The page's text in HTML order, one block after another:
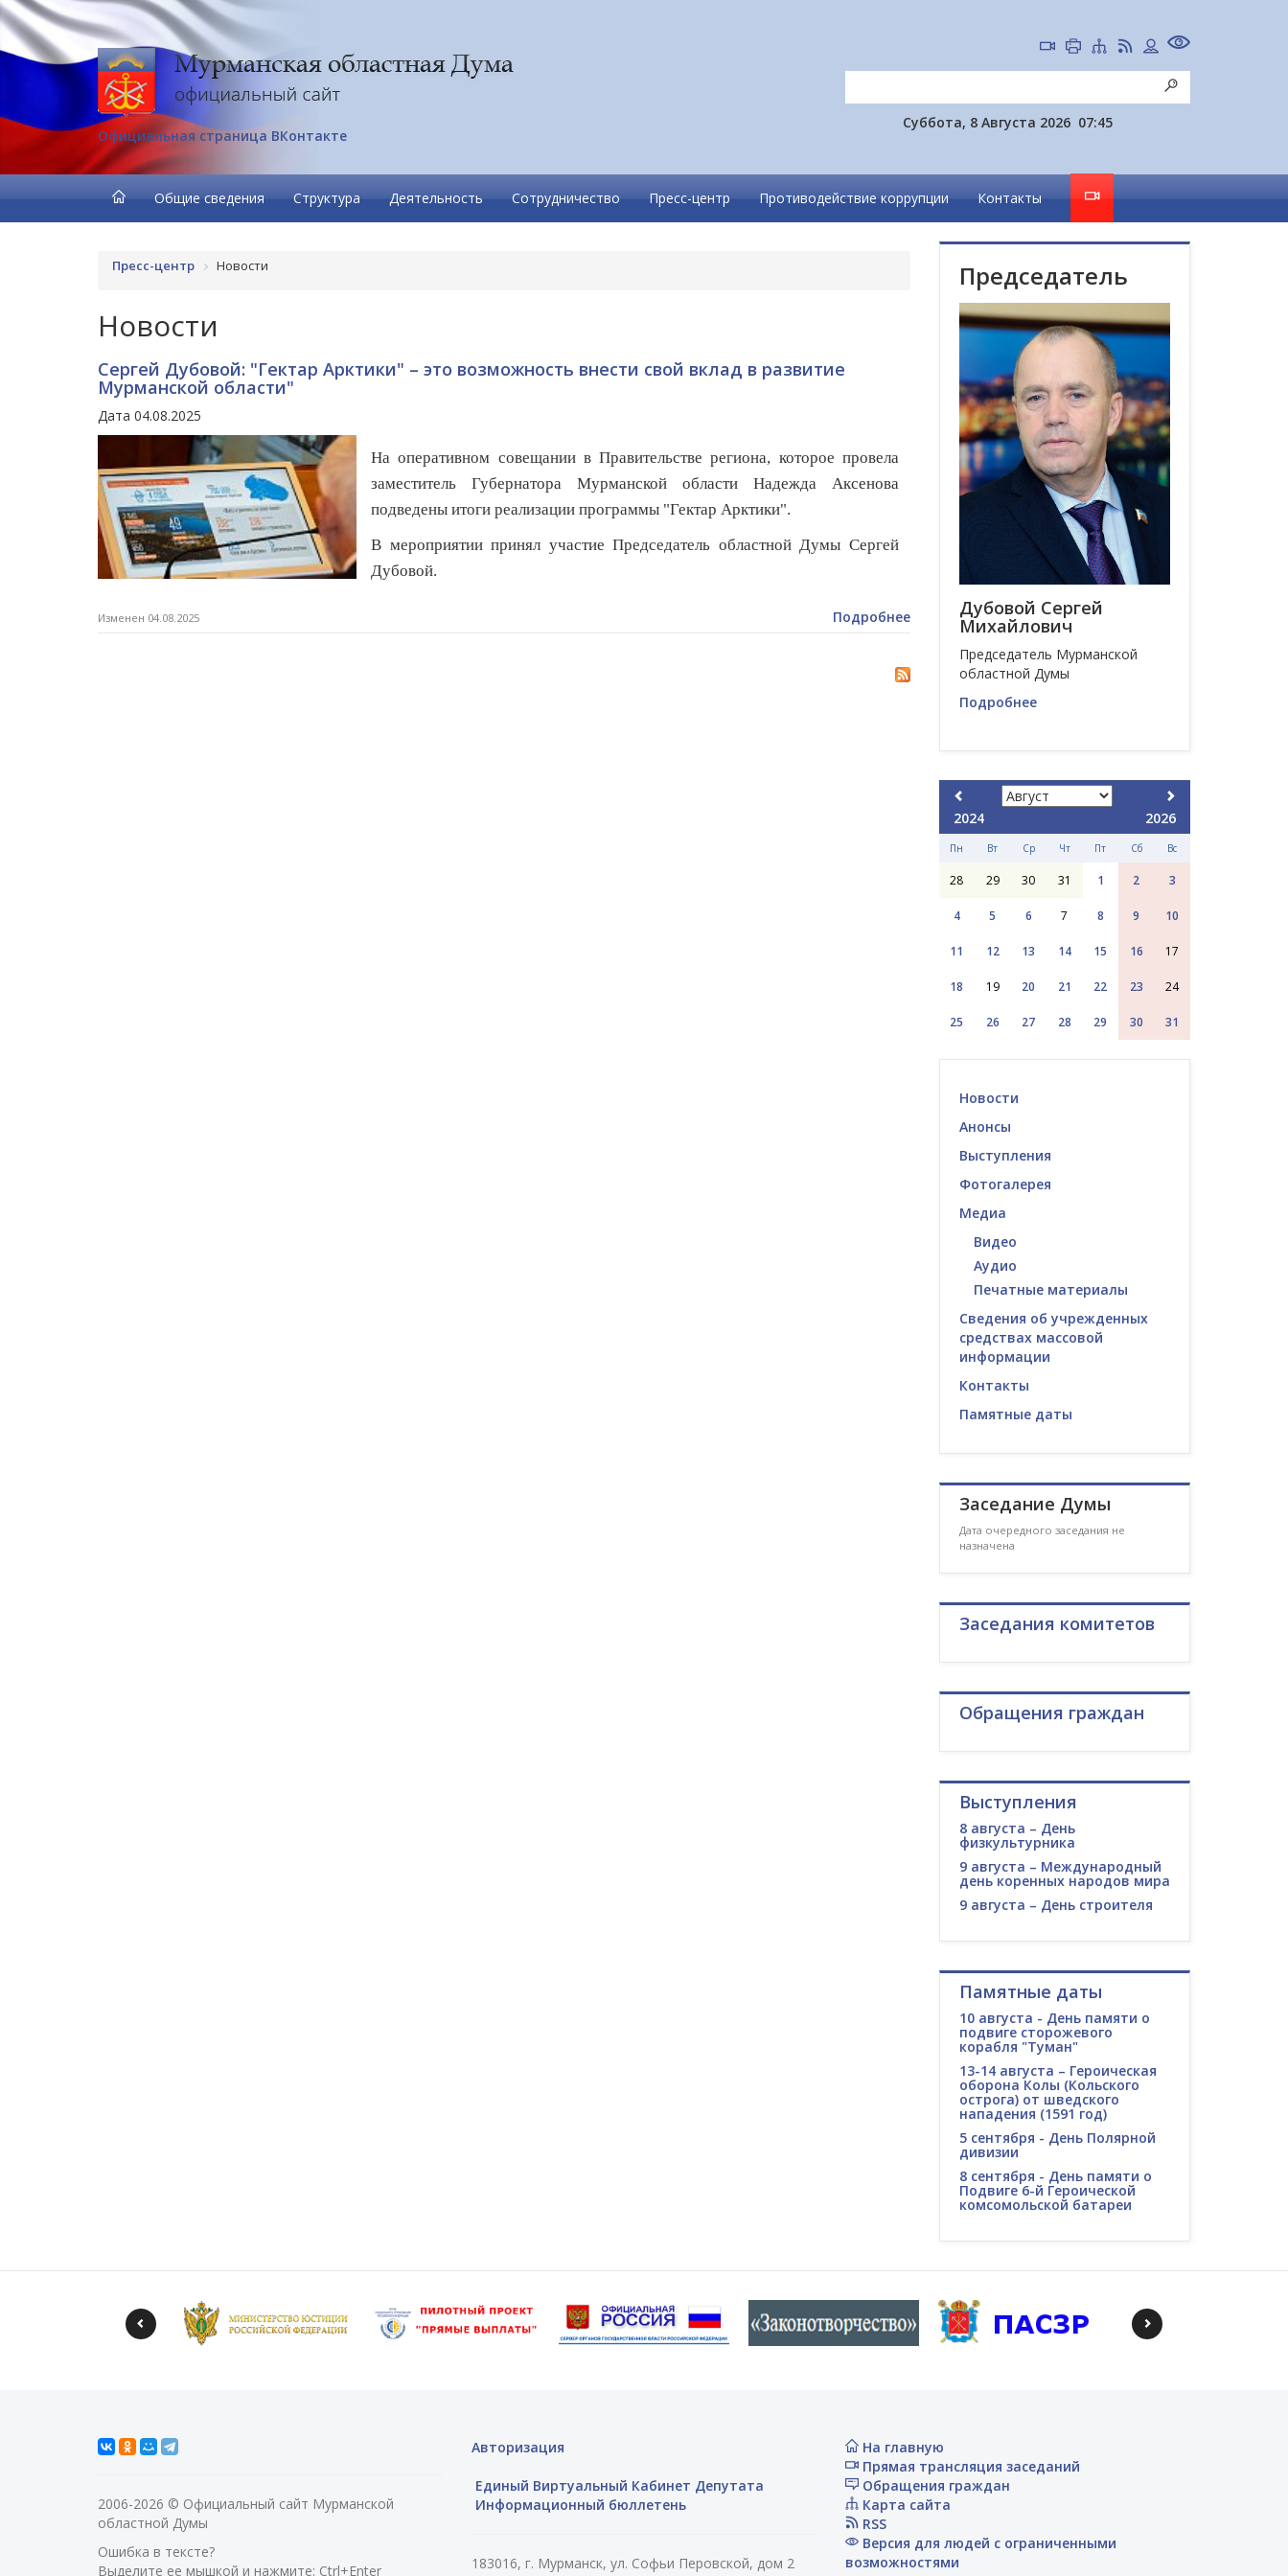
Официальная страница ВКонтакте
Суббота, 8 Августа 2026 07:45
Общие сведения Структура Деятельность Сотрудничество Пресс-центр Противодействие коррупции Контакты
Пресс-центр Новости
Новости
Сергей Дубовой: "Гектар Арктики" – это возможность внести свой вклад в развитие
Мурманской области"
Дата 04.08.2025
На оперативном совещании в Правительстве региона, которое провела
заместитель Губернатора Мурманской области Надежда Аксенова
подведены итоги реализации программы "Гектар Арктики".
В мероприятии принял участие Председатель областной Думы Сергей
Дубовой.
Изменен 04.08.2025 Подробнее
Председатель
Дубовой Сергей
Михайлович
Председатель Мурманской
областной Думы
Подробнее
2024 2026
Пн Вт Ср Чт Пт Сб Вс
28 29 30 31 1 2 3
4 5 6 7 8 9 10
11 12 13 14 15 16 17
18 19 20 21 22 23 24
25 26 27 28 29 30 31
Новости
Анонсы
Выступления
Фотогалерея
Медиа
Видео
Аудио
Печатные материалы
Сведения об учрежденных
средствах массовой
информации
Контакты
Памятные даты
Заседание Думы
Дата очередного заседания не
назначена
Заседания комитетов
Обращения граждан
Выступления
8 августа – День
физкультурника
9 августа – Международный
день коренных народов мира
9 августа – День строителя
Памятные даты
10 августа - День памяти о
подвиге сторожевого
корабля "Туман"
13-14 августа – Героическая
оборона Колы (Кольского
острога) от шведского
нападения (1591 год)
5 сентября - День Полярной
дивизии
8 сентября - День памяти о
Подвиге 6-й Героической
комсомольской батареи
2006-2026 © Официальный сайт Мурманской
областной Думы
Ошибка в тексте?
Выделите ее мышкой и нажмите: Ctrl+Enter
Авторизация
Единый Виртуальный Кабинет Депутата
Информационный бюллетень
183016, г. Мурманск, ул. Софьи Перовской, дом 2
На главную
Прямая трансляция заседаний
Обращения граждан
Карта сайта
RSS
Версия для людей с ограниченными
возможностями